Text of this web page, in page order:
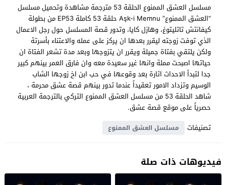
مسلسل العشق الممنوع الحلقة 53 مترجمة مشاهدة وتحميل مسلسل
“العشق الممنوع” Aşk-i Memnu
حلقة 53 كاملة EP53 من بطولة
كيفانتش تاتليتوغ، وهازل كايا، وتدور قصة المسلسل حول رجل الاعمال
الذي توفت زوجته ليقرر بعدها ان يركز على عمله والاعتناء بأسرتة
ولكن يلتقي بفتاة جميلة ويقرر ان يتزوجها وبعد مدة تشعر الفتاة ان
حياتها اصبحت مملة وانها غير سعيدة معه وان فارق العمر بينهم كبير
جدا لتبدأ الاحداث اثارة بعد وقوعها في حب ابن اخ زوجها الشاب
الوسيم وتزداد الامور تعقيداً عندما تدور بينهم قصة عشق محرمة ،
شاهد الحلقة 53 من مسلسل العشق الممنوع التركي بالترجمة العربية
حصرياً على موقع قصة عشق.
تصنيفات
مسلسل العشق الممنوع
فيديوهات ذات صلة